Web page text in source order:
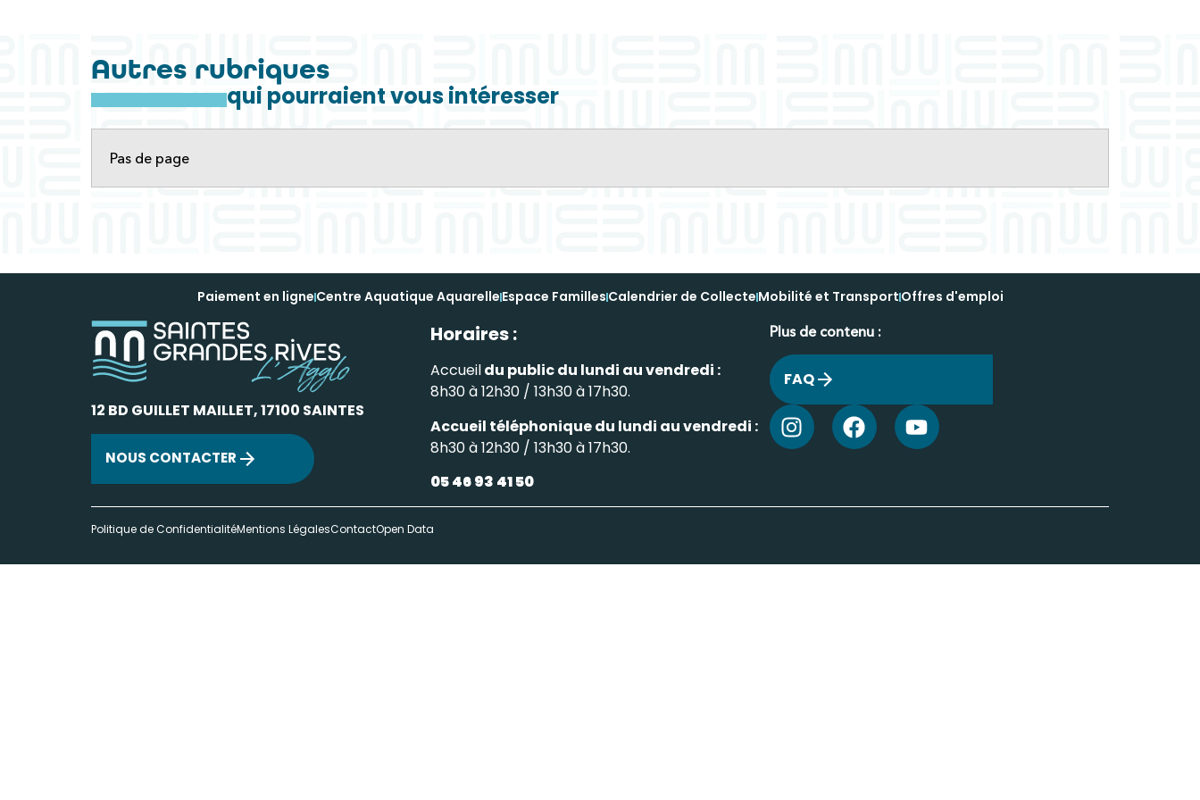
Autres rubriques
qui pourraient vous intéresser
Pas de page
Paiement en ligneCentre Aquatique AquarelleEspace FamillesCalendrier de CollecteMobilité et TransportOffres d'emploi
12 BD GUILLET MAILLET, 17100 SAINTES
NOUS CONTACTER
Horaires :
Accueildu public du lundi au vendredi :
8h30 à 12h30 / 13h30 à 17h30.
Accueil téléphonique du lundi au vendredi :
8h30 à 12h30 / 13h30 à 17h30.
05 46 93 41 50
Plus de contenu :
FAQ
Politique de ConfidentialitéMentions LégalesContactOpen Data